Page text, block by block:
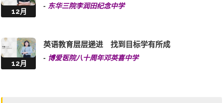
12月
- 东华三院李润田纪念中学
12月
英语教育层层递进 找到目标学有所成
- 博爱医院八十周年邓英喜中学